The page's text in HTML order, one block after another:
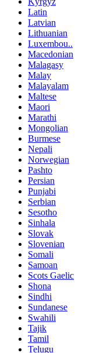
Latin
Latvian
Lithuanian
Luxembou..
Macedonian
Malagasy
Malay
Malayalam
Maltese
Maori
Marathi
Mongolian
Burmese
Nepali
Norwegian
Pashto
Persian
Punjabi
Serbian
Sesotho
Sinhala
Slovak
Slovenian
Somali
Samoan
Scots Gaelic
Shona
Sindhi
Sundanese
Swahili
Tajik
Tamil
Telugu